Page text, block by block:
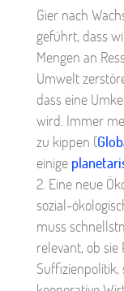
Gier nach
geführt, dass
Mengen an
Umwelt
dass eine
wird. Immer
zu kippen (
einige
Eine neue
sozial-
muss
relevant, ob
Suffizienpolitik,